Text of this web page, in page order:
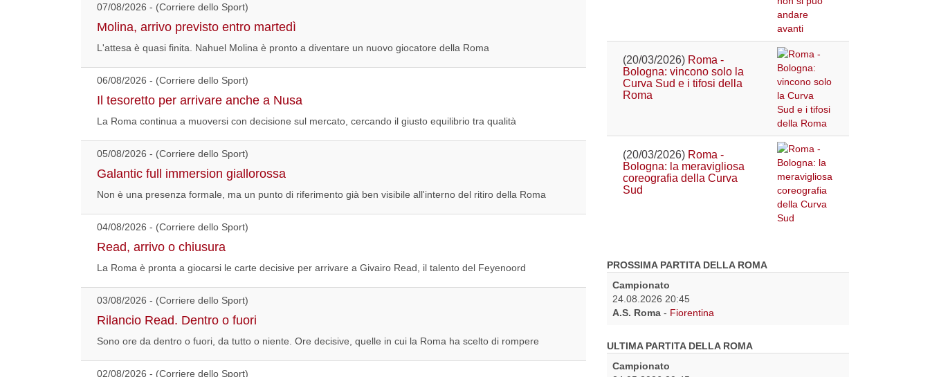
07/08/2026 - (Corriere dello Sport)
Molina, arrivo previsto entro martedì
L'attesa è quasi finita. Nahuel Molina è pronto a diventare un nuovo giocatore della Roma
06/08/2026 - (Corriere dello Sport)
Il tesoretto per arrivare anche a Nusa
La Roma continua a muoversi con decisione sul mercato, cercando il giusto equilibrio tra qualità
05/08/2026 - (Corriere dello Sport)
Galantic full immersion giallorossa
Non è una presenza formale, ma un punto di riferimento già ben visibile all'interno del ritiro della Roma
04/08/2026 - (Corriere dello Sport)
Read, arrivo o chiusura
La Roma è pronta a giocarsi le carte decisive per arrivare a Givairo Read, il talento del Feyenoord
03/08/2026 - (Corriere dello Sport)
Rilancio Read. Dentro o fuori
Sono ore da dentro o fuori, da tutto o niente. Ore decisive, quelle in cui la Roma ha scelto di rompere
02/08/2026 - (Corriere dello Sport)
(20/03/2026) Roma -
Bologna: vincono solo la
Curva Sud e i tifosi della
Roma
(20/03/2026) Roma -
Bologna: la meravigliosa
coreografia della Curva
Sud
PROSSIMA PARTITA DELLA ROMA
Campionato
24.08.2026 20:45
A.S. Roma - Fiorentina
ULTIMA PARTITA DELLA ROMA
Campionato